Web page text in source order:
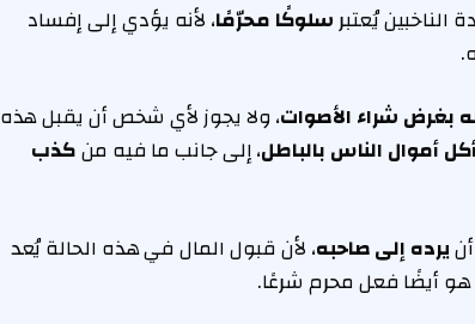
يُعتبرسلوكًا محرّمًا، لأنه يؤدي إلى إفساد
بغرض شراء الأصوات، ولا يجوز لأي شخص أن يقبل هذه
أموال الناس بالباطل، إلى جانب ما فيه منكذب
يرده إلى صاحبه، لأن قبول المال في هذه الحالة يُعد
هو أيضًا فعل محرم شرعًا.